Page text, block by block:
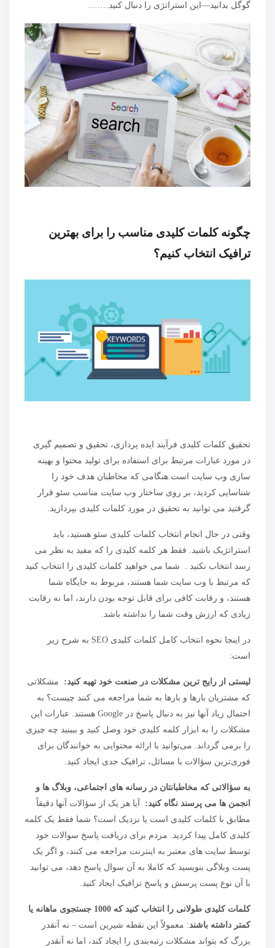
گوگل بدانید—این استراتژی را دنبال کنید…….
چگونه کلمات کلیدی مناسب را برای بهترین
ترافیک انتخاب کنیم؟
تحقیق کلمات کلیدی فرآیند ایده پردازی، تحقیق و تصمیم گیری
در مورد عبارات مرتبط برای استفاده برای تولید محتوا و بهینه
سازی وب سایت است.هنگامی که مخاطبان هدف خود را
شناسایی کردید، بر روی ساختار وب سایت مناسب سئو قرار
گرفتید می توانید به تحقیق در مورد کلمات کلیدی بپردازید.
وقتی در حال انجام انتخاب کلمات کلیدی سئو هستید، باید
استراتژیک باشید. فقط هر کلمه کلیدی را که مفید به نظر می
رسد انتخاب نکنید . شما می خواهید کلمات کلیدی را انتخاب کنید
که مرتبط با وب سایت شما هستند، مربوط به جایگاه شما
هستند، و رقابت کافی برای قابل توجه بودن دارند، اما نه رقابت
زیادی که ارزش وقت شما را نداشته باشد.
در اینجا نحوه انتخاب کامل کلمات کلیدی SEO به شرح زیر
است:
لیستی از رایج ترین مشکلات در صنعت خود تهیه کنید: مشکلاتی
که مشتریان بارها و بارها به شما مراجعه می کنند چیست؟ به
احتمال زیاد آنها نیز به دنبال پاسخ در Google هستند. عبارات این
مشکلات را به ابزار کلمه کلیدی خود وصل کنید و ببینید چه چیزی
را برمی گرداند. می‌توانید با ارائه محتوایی به خوانندگان برای
فوری‌ترین سؤالات یا مسائل، ترافیک جدی ایجاد کنید.
به سؤالاتی که مخاطبانتان در رسانه های اجتماعی، وبلاگ ها و
انجمن ها می پرسند نگاه کنید:
آیا هر یک از سؤالات آنها دقیقاً
مطابق با کلمات کلیدی است یا نزدیک است؟ شما فقط یک کلمه
کلیدی کامل پیدا کردید. مردم برای دریافت پاسخ سوالات خود
توسط سایت های معتبر به اینترنت مراجعه می کنند، و اگر یک
پست وبلاگی بنویسید که کاملا به آن سوال پاسخ دهد، می توانید
با آن نوع پست پرسش و پاسخ ترافیک ایجاد کنید.
کلمات کلیدی طولانی را انتخاب کنید که 1000 جستجوی ماهانه یا
کمتر داشته باشند: معمولاً این نقطه شیرین است – نه آنقدر
بزرگ که بتواند مشکلات رتبه‌بندی را ایجاد کند، اما نه آنقدر